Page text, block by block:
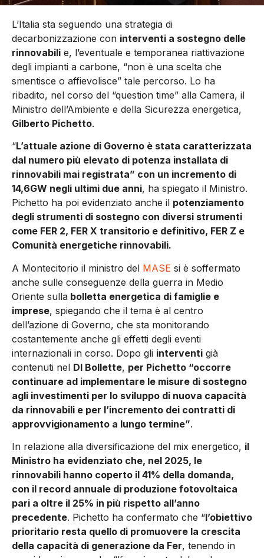
L’Italia sta seguendo una strategia di
decarbonizzazione con interventi a sostegno delle
rinnovabili e, l’eventuale e temporanea riattivazione
degli impianti a carbone, “non è una scelta che
smentisce o affievolisce” tale percorso. Lo ha
ribadito, nel corso del “question time” alla Camera, il
Ministro dell’Ambiente e della Sicurezza energetica,
Gilberto Pichetto.
“L’attuale azione di Governo è stata caratterizzata
dal numero più elevato di potenza installata di
rinnovabili mai registrata” con un incremento di
14,6GW negli ultimi due anni, ha spiegato il Ministro.
Pichetto ha poi evidenziato anche il potenziamento
degli strumenti di sostegno con diversi strumenti
come FER 2, FER X transitorio e definitivo, FER Z e
Comunità energetiche rinnovabili.
A Montecitorio il ministro del MASE si è soffermato
anche sulle conseguenze della guerra in Medio
Oriente sulla bolletta energetica di famiglie e
imprese, spiegando che il tema è al centro
dell’azione di Governo, che sta monitorando
costantemente anche gli effetti degli eventi
internazionali in corso. Dopo gli interventi già
contenuti nel Dl Bollette, per Pichetto “occorre
continuare ad implementare le misure di sostegno
agli investimenti per lo sviluppo di nuova capacità
da rinnovabili e per l’incremento dei contratti di
approvvigionamento a lungo termine”.
In relazione alla diversificazione del mix energetico, il
Ministro ha evidenziato che, nel 2025, le
rinnovabili hanno coperto il 41% della domanda,
con il record annuale di produzione fotovoltaica
pari a oltre il 25% in più rispetto all’anno
precedente. Pichetto ha confermato che “l’obiettivo
prioritario resta quello di promuovere la crescita
della capacità di generazione da Fer, tenendo in